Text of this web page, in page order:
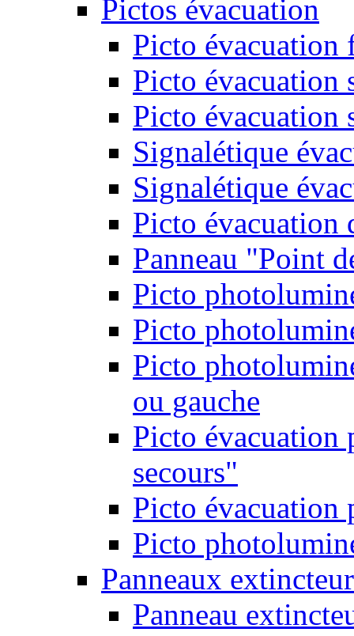
Pictos évacuation
Picto évacuation
Picto évacuation
Picto évacuation
Signalétique
Signalétique
Picto évacuation
Panneau "Point
Picto
Picto
Picto
ou gauche
Picto évacuation
secours"
Picto évacuation
Picto
Panneaux
Panneau